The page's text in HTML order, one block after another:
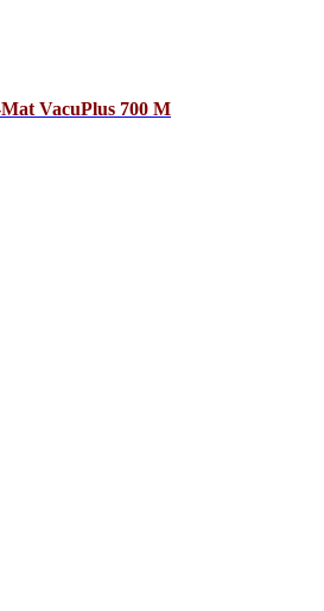
VacuPlus 700 M